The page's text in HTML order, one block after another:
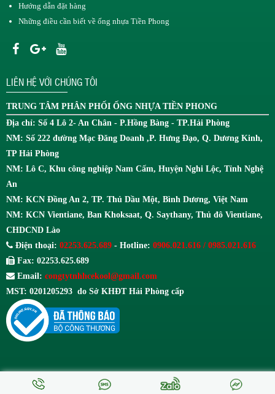
Hướng dẫn đặt hàng
Những điều cần biết về ống nhựa Tiền Phong
LIÊN HỆ VỚI CHÚNG TÔI
TRUNG TÂM PHÂN PHỐI ỐNG NHỰA TIỀN PHONG
Địa chỉ: Số 4 Lô 2- An Chân - P.Hồng Bàng - TP.Hải Phòng
NM: Số 222 đường Mạc Đăng Doanh ,P. Hưng Đạo, Q. Dương Kinh,
TP Hải Phòng
NM: Lô C, Khu công nghiệp Nam Cấm, Huyện Nghi Lộc, Tỉnh Nghệ
An
NM: KCN Đồng An 2, TP. Thủ Dầu Một, Bình Dương, Việt Nam
NM: KCN Vientiane, Ban Khoksaat, Q. Saythany, Thủ đô Vientiane,
CHDCND Lào
Điện thoại: 02253.625.689 - Hotline: 0906.021.616 / 0985.021.616
Fax: 02253.625.689
Email: congtytnhhcekool@gmail.com
MST: 0201205293 do Sở KHĐT Hải Phòng cấp